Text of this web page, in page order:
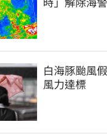
白海豚颱風
風力達標